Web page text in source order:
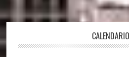
CALENDARIO